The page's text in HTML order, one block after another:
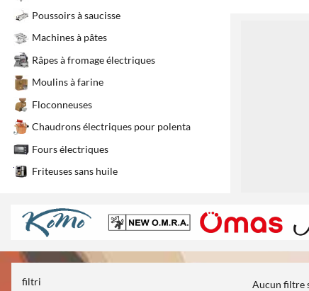
Poussoirs à saucisse
Machines à pâtes
Râpes à fromage électriques
Moulins à farine
Floconneuses
Chaudrons électriques pour polenta
Fours électriques
Friteuses sans huile
filtri Aucun filtre